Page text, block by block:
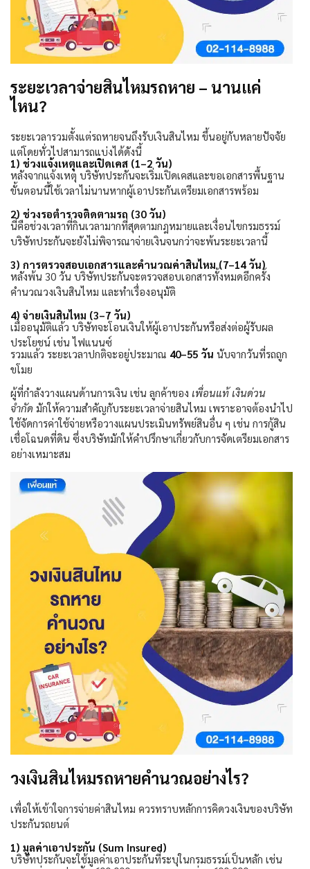
ระยะเวลาจ่ายสินไหมรถหาย – นานแค่
ไหน?
ระยะเวลารวมตั้งแต่รถหายจนถึงรับเงินสินไหม ขึ้นอยู่กับหลายปัจจัย
แต่โดยทั่วไปสามารถแบ่งได้ดังนี้
1) ช่วงแจ้งเหตุและเปิดเคส (1–2 วัน)
หลังจากแจ้งเหตุ บริษัทประกันจะเริ่มเปิดเคสและขอเอกสารพื้นฐาน
ขั้นตอนนี้ใช้เวลาไม่นานหากผู้เอาประกันเตรียมเอกสารพร้อม
2) ช่วงรอตำรวจติดตามรถ (30 วัน)
นี่คือช่วงเวลาที่กินเวลามากที่สุดตามกฎหมายและเงื่อนไขกรมธรรม์
บริษัทประกันจะยังไม่พิจารณาจ่ายเงินจนกว่าจะพ้นระยะเวลานี้
3) การตรวจสอบเอกสารและคำนวณค่าสินไหม (7–14 วัน)
หลังพ้น 30 วัน บริษัทประกันจะตรวจสอบเอกสารทั้งหมดอีกครั้ง
คำนวณวงเงินสินไหม และทำเรื่องอนุมัติ
4) จ่ายเงินสินไหม (3–7 วัน)
เมื่ออนุมัติแล้ว บริษัทจะโอนเงินให้ผู้เอาประกันหรือส่งต่อผู้รับผล
ประโยชน์ เช่น ไฟแนนซ์
รวมแล้ว ระยะเวลาปกติจะอยู่ประมาณ 40–55 วัน นับจากวันที่รถถูก
ขโมย
ผู้ที่กำลังวางแผนด้านการเงิน เช่น ลูกค้าของ เพื่อนแท้ เงินด่วน
จำกัด มักให้ความสำคัญกับระยะเวลาจ่ายสินไหม เพราะอาจต้องนำไป
ใช้จัดการค่าใช้จ่ายหรือวางแผนประเมินทรัพย์สินอื่น ๆ เช่น การกู้สิน
เชื่อโฉนดที่ดิน ซึ่งบริษัทมักให้คำปรึกษาเกี่ยวกับการจัดเตรียมเอกสาร
อย่างเหมาะสม
วงเงินสินไหมรถหายคำนวณอย่างไร?
เพื่อให้เข้าใจการจ่ายค่าสินไหม ควรทราบหลักการคิดวงเงินของบริษัท
ประกันรถยนต์
1) มูลค่าเอาประกัน (Sum Insured)
บริษัทประกันจะใช้มูลค่าเอาประกันที่ระบุในกรมธรรม์เป็นหลัก เช่น